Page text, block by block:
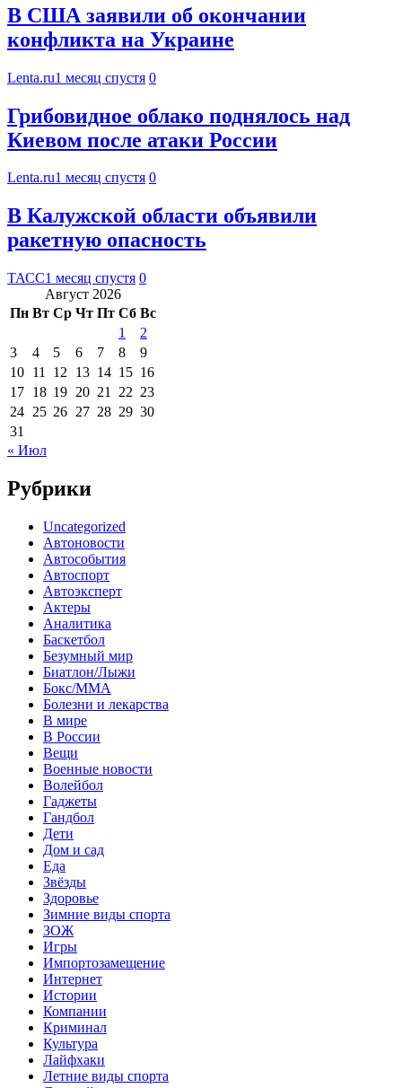
В США заявили об окончании
конфликта на Украине
Lenta.ru1 месяц спустя 0
Грибовидное облако поднялось над
Киевом после атаки России
Lenta.ru1 месяц спустя 0
В Калужской области объявили
ракетную опасность
ТАСС1 месяц спустя 0
Август 2026
Пн Вт Ср Чт Пт Сб Вс
1
2
3
4 5 6 7 8
9
10 11 12 13 14 15 16
17 18 19 20 21 22 23
24 25 26 27 28 29 30
31
« Июл
Рубрики
Uncategorized
Автоновости
Автособытия
Автоспорт
Автоэксперт
Актеры
Аналитика
Баскетбол
Безумный мир
Биатлон/Лыжи
Бокс/MMA
Болезни и лекарства
В мире
В России
Вещи
Военные новости
Волейбол
Гаджеты
Гандбол
Дети
Дом и сад
Еда
Звёзды
Здоровье
Зимние виды спорта
ЗОЖ
Игры
Импортозамещение
Интернет
Истории
Компании
Криминал
Культура
Лайфхаки
Летние виды спорта